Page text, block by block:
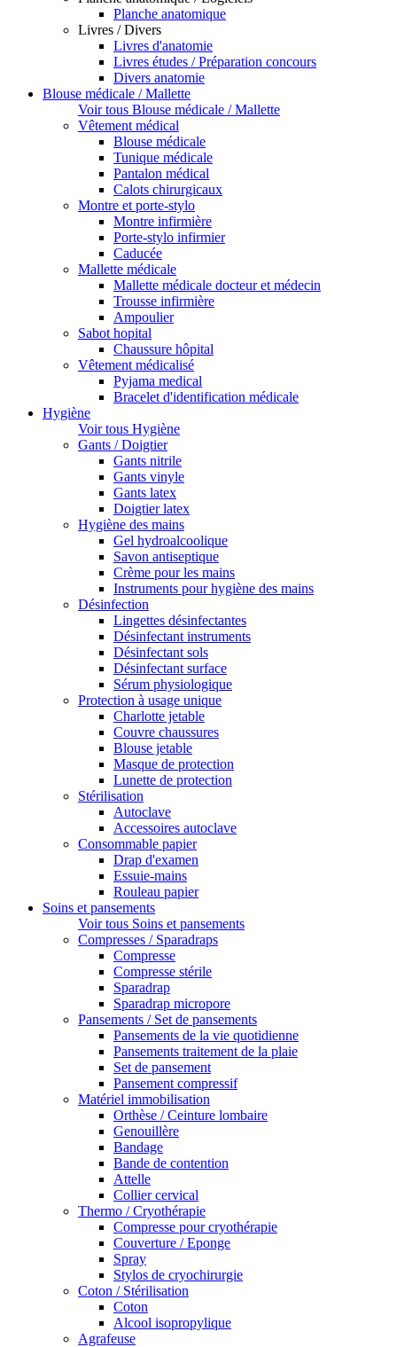
Planche anatomique
Livres / Divers
Livres d'anatomie
Livres études / Préparation concours
Divers anatomie
Blouse médicale / Mallette
Voir tous Blouse médicale / Mallette
Vêtement médical
Blouse médicale
Tunique médicale
Pantalon médical
Calots chirurgicaux
Montre et porte-stylo
Montre infirmière
Porte-stylo infirmier
Caducée
Mallette médicale
Mallette médicale docteur et médecin
Trousse infirmière
Ampoulier
Sabot hopital
Chaussure hôpital
Vêtement médicalisé
Pyjama medical
Bracelet d'identification médicale
Hygiène
Voir tous Hygiène
Gants / Doigtier
Gants nitrile
Gants vinyle
Gants latex
Doigtier latex
Hygiène des mains
Gel hydroalcoolique
Savon antiseptique
Crème pour les mains
Instruments pour hygiène des mains
Désinfection
Lingettes désinfectantes
Désinfectant instruments
Désinfectant sols
Désinfectant surface
Sérum physiologique
Protection à usage unique
Charlotte jetable
Couvre chaussures
Blouse jetable
Masque de protection
Lunette de protection
Stérilisation
Autoclave
Accessoires autoclave
Consommable papier
Drap d'examen
Essuie-mains
Rouleau papier
Soins et pansements
Voir tous Soins et pansements
Compresses / Sparadraps
Compresse
Compresse stérile
Sparadrap
Sparadrap micropore
Pansements / Set de pansements
Pansements de la vie quotidienne
Pansements traitement de la plaie
Set de pansement
Pansement compressif
Matériel immobilisation
Orthèse / Ceinture lombaire
Genouillère
Bandage
Bande de contention
Attelle
Collier cervical
Thermo / Cryothérapie
Compresse pour cryothérapie
Couverture / Eponge
Spray
Stylos de cryochirurgie
Coton / Stérilisation
Coton
Alcool isopropylique
Agrafeuse